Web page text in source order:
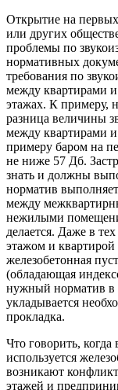
Открытие на
или других
проблемы по
нормативных
требования по
между квартирами
этажах. К примеру,
разница величины
между квартирами
примеру баром на
не ниже 57 Дб.
знать и должны
норматив
между
нежилыми
делается. Даже в
этажом и квартирой
железобетонная
(обладающая
нужный норматив в
укладывается
прокладка.
Что говорить,
используется
возникают
этажей и